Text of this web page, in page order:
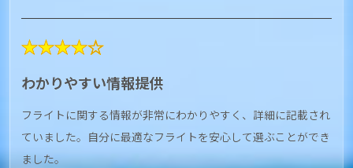
★★★★☆
わかりやすい情報提供
フライトに関する情報が非常にわかりやすく、詳細に記載され
ていました。自分に最適なフライトを安心して選ぶことができ
ました。